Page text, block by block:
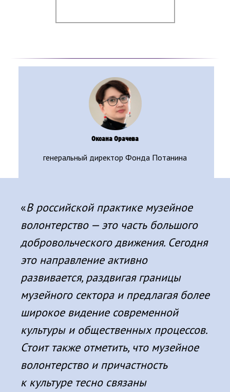
Оксана Орачева
генеральный директор Фонда Потанина
«В российской практике музейное
волонтерство — это часть большого
добровольческого движения. Сегодня
это направление активно
развивается, раздвигая границы
музейного сектора и предлагая более
широкое видение современной
культуры и общественных процессов.
Стоит также отметить, что музейное
волонтерство и причастность
к культуре тесно связаны